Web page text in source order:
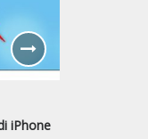
iPhone